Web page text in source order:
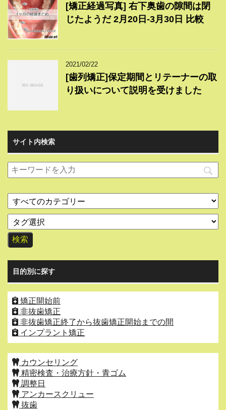
[矯正経過写真] 右下奥歯の隙間は閉
じたようだ 2月20日-3月30日 比較
2021/02/22
[歯列矯正]保定期間とリテーナーの取
り扱いについて説明を受けました
サイト内検索
目的別に探す
矯正開始前
非抜歯矯正
非抜歯矯正終了から抜歯矯正開始までの間
インプラント矯正
カウンセリング
精密検査・治療方針・青ゴム
調整日
アンカースクリュー
抜歯